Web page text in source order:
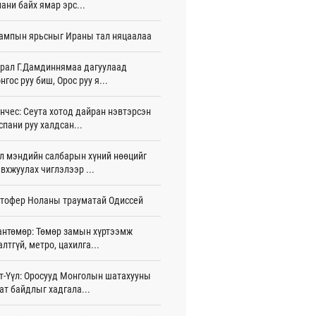
бэлтгэлээ хангаж байна
цаг 17 мин
өөрчлөгдсөөр байна
цаг 32 мин
15-наас улсын дугаарын тэгш,
хорооллын арын замыг өнөөдөр
цагаас хаана
цаг 26 мин
дизель түлшний онцгой албан
тэглэлээ
15 цаг 58 мин
гүнж Евгени гурав дахь хүүхдээ
авлаа
15 цаг 50 мин
байх ямар эрс...
ярьсныг Ираны тал няцаалаа
Г.Дамдиннямаа дагуулаад
руу биш, Орос руу я...
Сеута хотод дайран нэвтэрсэн
руу халдсан...
мэндийн салбарын хүний нөөцийг
чиглэлээр ...
Ноланы трауматай Одиссей
Төмөр замын хүртээмж
метро, цахилга...
Үүл: Оросууд Монголын шатахууны
байдлыг хадгала...